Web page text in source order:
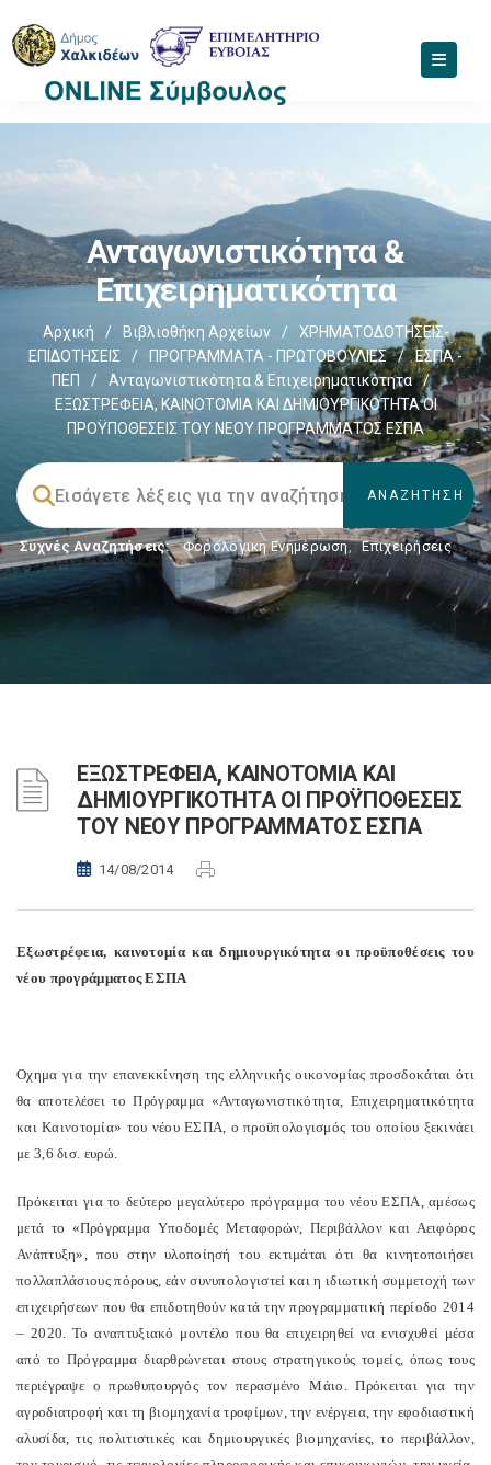
Ανταγωνιστικότητα &
Επιχειρηματικότητα
Αρχική / Βιβλιοθήκη Αρχείων /
ΧΡΗΜΑΤΟΔΟΤΗΣΕΙΣ-
ΕΠΙΔΟΤΗΣΕΙΣ
/ ΠΡΟΓΡΑΜΜΑΤΑ - ΠΡΩΤΟΒΟΥΛΙΕΣ /
ΕΣΠΑ -
ΠΕΠ
/ Ανταγωνιστικότητα & Επιχειρηματικότητα
/
ΕΞΩΣΤΡΕΦΕΙΑ, ΚΑΙΝΟΤΟΜΙΑ ΚΑΙ ΔΗΜΙΟΥΡΓΙΚΟΤΗΤΑ ΟΙ
ΠΡΟΫΠΟΘΕΣΕΙΣ ΤΟΥ ΝΕΟΥ ΠΡΟΓΡΑΜΜΑΤΟΣ ΕΣΠΑ
Συχνές Αναζητήσεις: Φορολογικη Ενημέρωση, Επιχειρήσεις
ΕΞΩΣΤΡΕΦΕΙΑ, ΚΑΙΝΟΤΟΜΙΑ ΚΑΙ
ΔΗΜΙΟΥΡΓΙΚΟΤΗΤΑ ΟΙ ΠΡΟΫΠΟΘΕΣΕΙΣ
ΤΟΥ ΝΕΟΥ ΠΡΟΓΡΑΜΜΑΤΟΣ ΕΣΠΑ
14/08/2014
Εξωστρέφεια, καινοτομία και δημιουργικότητα οι προϋποθέσεις του
νέου προγράμματος ΕΣΠΑ
Οχημα για την επανεκκίνηση της ελληνικής οικονομίας προσδοκάται ότι
θα αποτελέσει το Πρόγραμμα «Ανταγωνιστικότητα, Επιχειρηματικότητα
και Καινοτομία» του νέου ΕΣΠΑ, ο προϋπολογισμός του οποίου ξεκινάει
με 3,6 δισ. ευρώ.
Πρόκειται για το δεύτερο μεγαλύτερο πρόγραμμα του νέου ΕΣΠΑ, αμέσως
μετά το «Πρόγραμμα Υποδομές Μεταφορών, Περιβάλλον και Αειφόρος
Ανάπτυξη», που στην υλοποίησή του εκτιμάται ότι θα κινητοποιήσει
πολλαπλάσιους πόρους, εάν συνυπολογιστεί και η ιδιωτική συμμετοχή των
επιχειρήσεων που θα επιδοτηθούν κατά την προγραμματική περίοδο 2014
– 2020. Το αναπτυξιακό μοντέλο που θα επιχειρηθεί να ενισχυθεί μέσα
από το Πρόγραμμα διαρθρώνεται στους στρατηγικούς τομείς, όπως τους
περιέγραψε ο πρωθυπουργός τον περασμένο Μάιο. Πρόκειται για την
αγροδιατροφή και τη βιομηχανία τροφίμων, την ενέργεια, την εφοδιαστική
αλυσίδα, τις πολιτιστικές και δημιουργικές βιομηχανίες, το περιβάλλον,